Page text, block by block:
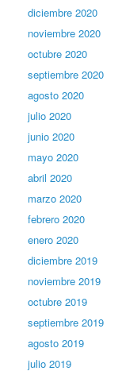
diciembre 2020
noviembre 2020
octubre 2020
septiembre 2020
agosto 2020
julio 2020
junio 2020
mayo 2020
abril 2020
marzo 2020
febrero 2020
enero 2020
diciembre 2019
noviembre 2019
octubre 2019
septiembre 2019
agosto 2019
julio 2019